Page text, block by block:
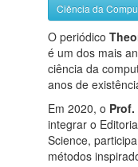
Ciência da
O periódico
é um dos mais
ciência da
anos de
Em 2020, o
integrar o
Science,
métodos